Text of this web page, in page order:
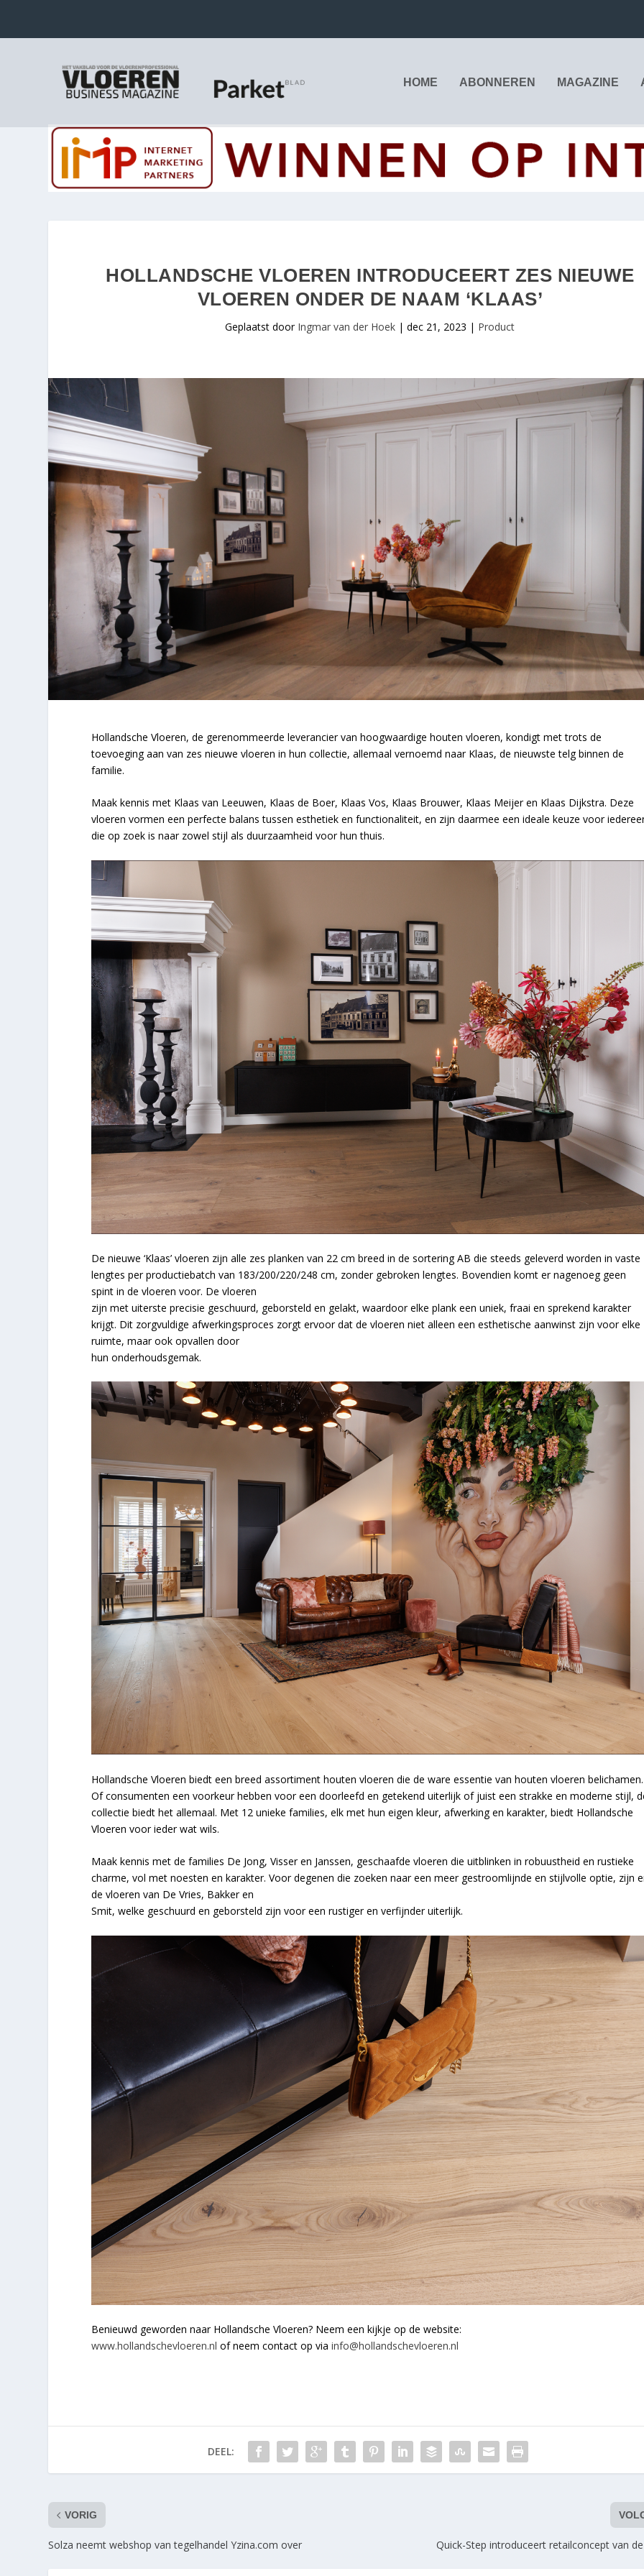
HOME ABONNEREN MAGAZINE
HOLLANDSCHE VLOEREN INTRODUCEERT ZES NIEUWE
VLOEREN ONDER DE NAAM ‘KLAAS’
Geplaatst door Ingmar van der Hoek |dec 21, 2023 | Product
Hollandsche Vloeren, de gerenommeerde leverancier van hoogwaardige houten vloeren, kondigt met trots de
toevoeging aan van zes nieuwe vloeren in hun collectie, allemaal vernoemd naar Klaas, de nieuwste telg binnen de
familie.
Maak kennis met Klaas van Leeuwen, Klaas de Boer, Klaas Vos, Klaas Brouwer, Klaas Meijer en Klaas Dijkstra. Deze
vloeren vormen een perfecte balans tussen esthetiek en functionaliteit, en zijn daarmee een ideale keuze voor
die op zoek is naar zowel stijl als duurzaamheid voor hun thuis.
De nieuwe ‘Klaas’ vloeren zijn alle zes planken van 22 cm breed in de sortering AB die steeds geleverd worden in vaste
lengtes per productiebatch van 183/200/220/248 cm, zonder gebroken lengtes. Bovendien komt er nagenoeg geen
spint in de vloeren voor. De vloeren
zijn met uiterste precisie geschuurd, geborsteld en gelakt, waardoor elke plank een uniek, fraai en sprekend karakter
krijgt. Dit zorgvuldige afwerkingsproces zorgt ervoor dat de vloeren niet alleen een esthetische aanwinst zijn voor elke
ruimte, maar ook opvallen door
hun onderhoudsgemak.
Hollandsche Vloeren biedt een breed assortiment houten vloeren die de ware essentie van houten vloeren belichamen.
Of consumenten een voorkeur hebben voor een doorleefd en getekend uiterlijk of juist een strakke en moderne stijl,
collectie biedt het allemaal. Met 12 unieke families, elk met hun eigen kleur, afwerking en karakter, biedt Hollandsche
Vloeren voor ieder wat wils.
Maak kennis met de families De Jong, Visser en Janssen, geschaafde vloeren die uitblinken in robuustheid en rustieke
charme, vol met noesten en karakter. Voor degenen die zoeken naar een meer gestroomlijnde en stijlvolle optie, zijn
de vloeren van De Vries, Bakker en
Smit, welke geschuurd en geborsteld zijn voor een rustiger en verfijnder uiterlijk.
Benieuwd geworden naar Hollandsche Vloeren? Neem een kijkje op de website:
www.hollandschevloeren.nl of neem contact op viainfo@hollandschevloeren.nl
DEEL:
VORIG
Solza neemt webshop van tegelhandel Yzina.com over Quick-Step introduceert retailconcept van